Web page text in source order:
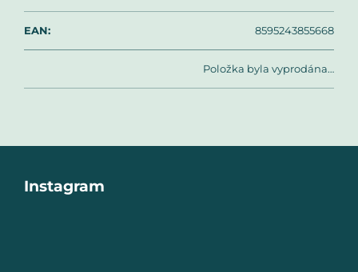
EAN: 8595243855668
Položka byla vyprodána…
Instagram